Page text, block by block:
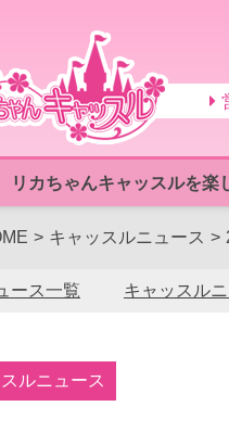
リカちゃんキャッスルを楽
キャッスルニュース
ース一覧 キャッスル
ルニュース